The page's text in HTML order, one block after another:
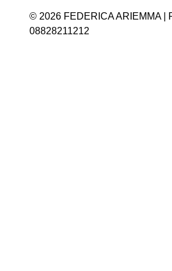
© 2026 FEDERICA ARIEMMA |
08828211212